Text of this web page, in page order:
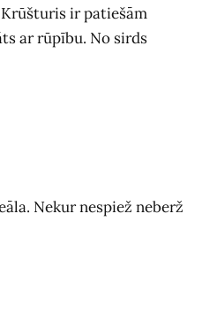
ir patiešām
ar rūpību. No sirds
Nekur nespiež neberž